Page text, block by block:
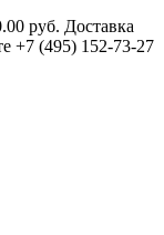
руб. Доставка
+7 (495) 152-73-27